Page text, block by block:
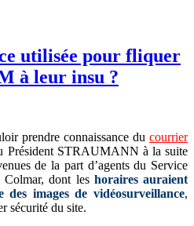
utilisée pour fliquer
à leur insu ?
prendre connaissance du courrier
Président STRAUMANN à la suite
de la part d’agents du Service
dont les horaires auraient
des images de vidéosurveillance,
sécurité du site.